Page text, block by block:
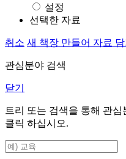
설정
선택한 자료
취소 새 책장 만들어 자료 담
관심분야 검색
닫기
트리 또는 검색을 통해 관
클릭 하십시오.